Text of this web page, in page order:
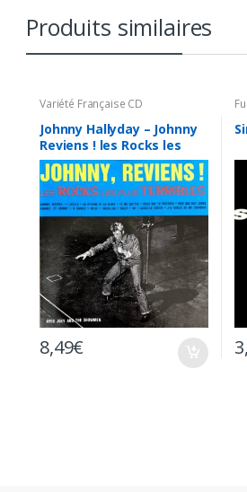
Produits similaires
Variété Française CD
Johnny Hallyday – Johnny
Reviens ! les Rocks les
Plus Terribles – CD
8,49€